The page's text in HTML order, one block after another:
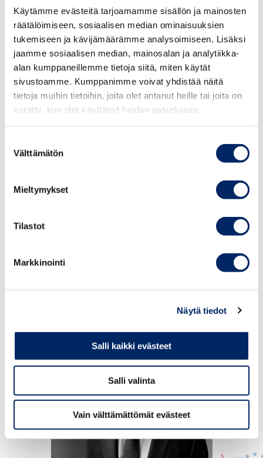
Käytämme evästeitä tarjoamamme sisällön ja mainosten
räätälöimiseen, sosiaalisen median ominaisuuksien
tukemiseen ja kävijämäärämme analysoimiseen. Lisäksi
jaamme sosiaalisen median, mainosalan ja analytiikka-
alan kumppaneillemme tietoja siitä, miten käytät
sivustoamme. Kumppanimme voivat yhdistää näitä
tietoja muihin tietoihin, joita olet antanut heille tai joita on
kerätty, kun olet käyttänyt heidän palvelujaan.
valinta
Välttämätön
Mieltymykset
Tilastot
Markkinointi
Näytä tiedot
Salli kaikki evästeet
Salli valinta
Vain välttämättömät evästeet
lukuun ottamatta.
”Kotitaloudet jaksoivat edelleen kannatella taloutta
hyvin, eikä yksityinen kulutus supistunut pelätyllä tavalla
palkansaajien ostovoiman rajusta supistumisesta
huolimatta. Sen sijaan investoinnit kehittyivät erittäin
heikosti sekä teollisuudessa että rakentamisessa.
Rahapolitiikan kiristymisen vaikutukset ovat vasta
tavalla heikentämään loppuvuoden kasvulukuja niin
harvoja positiivisia tekijöitä on raaka-aineisiin liittyvien
pikkuhiljaa tietä kohti tavanomaisempaa